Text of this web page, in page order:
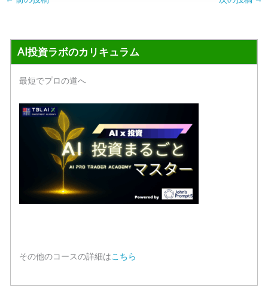
AI投資ラボのカリキュラム
最短でプロの道へ
その他のコースの詳細はこちら